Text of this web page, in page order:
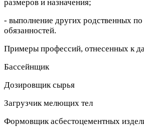
размеров и назначения;
- выполнение других родственных
обязанностей.
Примеры профессий, отнесенных к
Бассейнщик
Дозировщик сырья
Загрузчик мелющих тел
Формовщик асбестоцементных